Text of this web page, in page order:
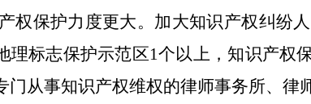
保护力度更大。加大知识产权纠纷人
理标志保护示范区1个以上，知识产权
门从事知识产权维权的律师事务所、律